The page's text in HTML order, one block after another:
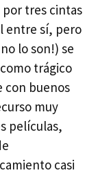
por tres cintas
entre sí, pero
lo son!) se
trágico
con buenos
muy
películas,
casi